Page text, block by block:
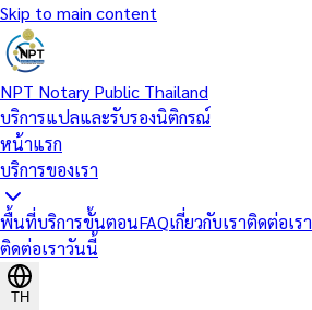
Skip to main content
NPT Notary Public Thailand
บริการแปลและรับรองนิติกรณ์
หน้าแรก
บริการของเรา
พื้นที่บริการขั้นตอนFAQเกี่ยวกับเราติดต่อเรา
ติดต่อเราวันนี้
TH